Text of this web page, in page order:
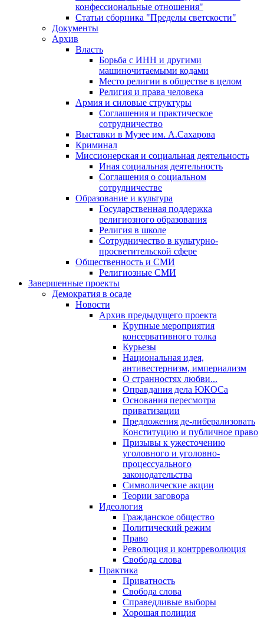
конфессиональные отношения"
Статьи сборника "Пределы светскости"
Документы
Архив
Власть
Борьба с ИНН и другими
машиночитаемыми кодами
Место религии в обществе в целом
Религия и права человека
Армия и силовые структуры
Соглашения и практическое
сотрудничество
Выставки в Музее им. А.Сахарова
Криминал
Миссионерская и социальная деятельность
Иная социальная деятельность
Соглашения о социальном
сотрудничестве
Образование и культура
Государственная поддержка
религиозного образования
Религия в школе
Сотрудничество в культурно-
просветительской сфере
Общественность и СМИ
Религиозные СМИ
Завершенные проекты
Демократия в осаде
Новости
Архив предыдущего проекта
Крупные мероприятия
консервативного толка
Курьезы
Национальная идея,
антивестернизм, империализм
О странностях любви...
Оправдания дела ЮКОСа
Основания пересмотра
приватизации
Предложения де-либерализовать
Конституцию и публичное право
Призывы к ужесточению
уголовного и уголовно-
процессуального
законодательства
Символические акции
Теории заговора
Идеология
Гражданское общество
Политический режим
Право
Революция и контрреволюция
Свобода слова
Практика
Приватность
Свобода слова
Справедливые выборы
Хорошая полиция